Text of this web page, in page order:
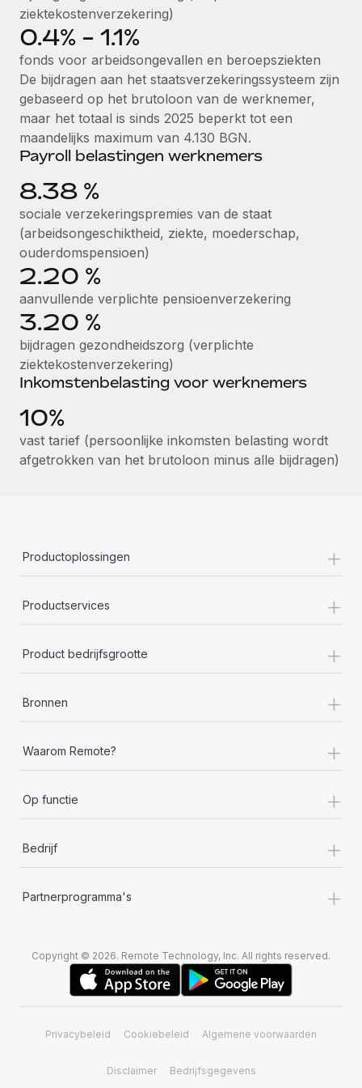
Secundaire arbeidsvoorwaarden
Eenvoudig secundaire arbeidsvoorwaarden
beheren
up op het gebied van gezondheid en welzijn,...
Meer informatie
BLOG
Productupdates van Remote: Gusto- en Xero-
integraties en Contractor Management Plus
Het blijft de missie van Remote om alle soorten bedrijven
te helpen bij het aannemen, beheren en...
Meer informatie
Hoe Phiture 55 werknemers in 19 landen
beheert met Remote
Phiture, een toonaangevende leider in de wereldwijde
mobiele groeiadviessector, zet zich sinds 2016...
Meer informatie
ziektekostenverzekering)
0.4% - 1.1%
fonds voor arbeidsongevallen en beroepsziekten
De bijdragen aan het staatsverzekeringssysteem zijn
gebaseerd op het brutoloon van de werknemer,
maar het totaal is sinds 2025 beperkt tot een
maandelijks maximum van 4.130 BGN.
Payroll belastingen werknemers
8.38 %
sociale verzekeringspremies van de staat
(arbeidsongeschiktheid, ziekte, moederschap,
ouderdomspensioen)
2.20 %
aanvullende verplichte pensioenverzekering
3.20 %
bijdragen gezondheidszorg (verplichte
ziektekostenverzekering)
Inkomstenbelasting voor werknemers
10%
vast tarief (persoonlijke inkomsten belasting wordt
afgetrokken van het brutoloon minus alle bijdragen)
Productoplossingen +
Productservices +
Product bedrijfsgrootte +
Bronnen +
Waarom Remote? +
Op functie +
Bedrijf +
Partnerprogramma's +
Copyright © 2026. Remote Technology, Inc. All rights reserved.
Privacybeleid Cookiebeleid Algemene voorwaarden
Disclaimer Bedrijfsgegevens